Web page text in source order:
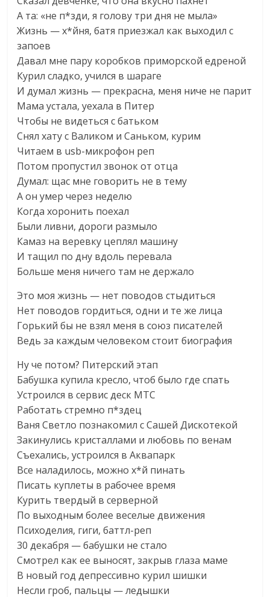
А та: «не п*зди, я голову три дня не мыла»
Жизнь — х*йня, батя приезжал как выходил с
запоев
Давал мне пару коробков приморской едреной
Курил сладко, учился в шараге
И думал жизнь — прекрасна, меня ниче не парит
Мама устала, уехала в Питер
Чтобы не видеться с батьком
Снял хату с Валиком и Саньком, курим
Читаем в usb-микрофон реп
Потом пропустил звонок от отца
Думал: щас мне говорить не в тему
А он умер через неделю
Когда хоронить поехал
Были ливни, дороги размыло
Камаз на веревку цеплял машину
И тащил по дну вдоль перевала
Больше меня ничего там не держало
Это моя жизнь — нет поводов стыдиться
Нет поводов гордиться, одни и те же лица
Горький бы не взял меня в союз писателей
Ведь за каждым человеком стоит биография
Ну че потом? Питерский этап
Бабушка купила кресло, чтоб было где спать
Устроился в сервис деск МТС
Работать стремно п*здец
Ваня Светло познакомил с Сашей Дискотекой
Закинулись кристаллами и любовь по венам
Съехались, устроился в Аквапарк
Все наладилось, можно х*й пинать
Писать куплеты в рабочее время
Курить твердый в серверной
По выходным более веселые движения
Психоделия, гиги, баттл-реп
30 декабря — бабушки не стало
Смотрел как ее выносят, закрыв глаза маме
В новый год депрессивно курил шишки
Несли гроб, пальцы — ледышки